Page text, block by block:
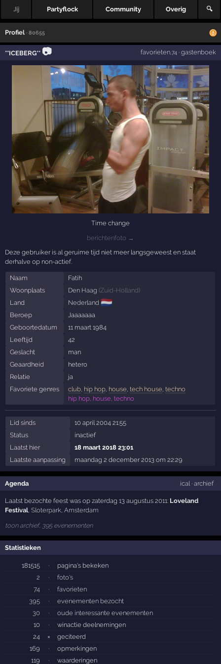
Jij Partyflock Community Overig 🔍
Profiel · 80655
**ICEBERG** 📷 favorieten,74· gastenboek
Time change
berichtenfoto →
Deze gebruiker is al geruime tijd niet meer langsgeweest en staat
derhalve op non-actief.
Naam
Fatih
Woonplaats
Den Haag (Zuid-Holland)
Land
Nederland 🇳🇱
Beroep
Jaaaaaaa
Geboortedatum
11 maart 1984
Leeftijd
42
Geslacht
man
Geaardheid
hetero
Relatie
ja
Favoriete genres
club, hip hop, house, tech house, techno
hip hop, house, techno
Lid sinds
10 april 2004 21:55
Status
inactief
Laatst hier
18 maart 2018 23:01
Laatste aanpassing
maandag 2 december 2013 om 22:29
Agenda ical· archief
Laatst bezochte feest was op zaterdag 13 augustus 2011: Loveland
Festival ,Sloterpark ,Amsterdam
toon archief, 395 evenementen
Statistieken
181515 ·
pagina's bekeken
2
·
foto's
74
·
favorieten
395
·
evenementen bezocht
30
·
oude interessante evenementen
10
·
winactie deelnemingen
24
×
geciteerd
169
·
opmerkingen
119
· waarderingen